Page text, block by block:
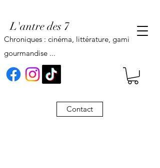
L'antre des 7
Contact
Chroniques : cinéma, littérature, gaming,
gourmandise ...